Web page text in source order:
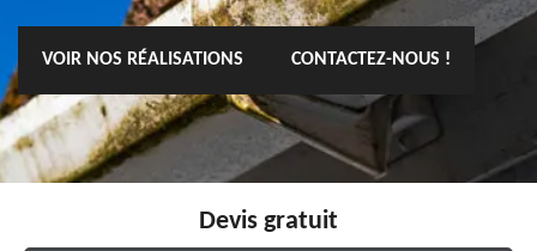
VOIR NOS RÉALISATIONS CONTACTEZ-NOUS !
Devis gratuit